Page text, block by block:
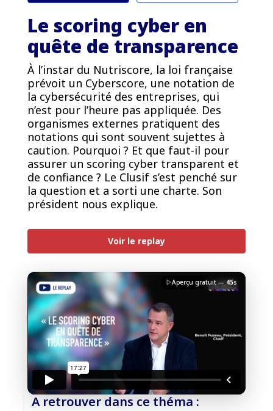
Le scoring cyber en
quête de transparence
À l’instar du Nutriscore, la loi française
prévoit un Cyberscore, une notation de
la cybersécurité des entreprises, qui
n’est pour l’heure pas appliquée. Des
organismes externes pratiquent des
notations qui sont souvent sujettes à
caution. Pourquoi ? Et que faut-il pour
assurer un scoring cyber transparent et
de confiance ? Le Clusif s’est penché sur
la question et a sorti une charte. Son
président nous explique.
Voir le replay
Aperçu gratuit —45s
PREMIUM
J'accepte lacharte de confidentialité
du Monde
Informatique
Débloquer la vidéo
A retrouver dans ce théma :